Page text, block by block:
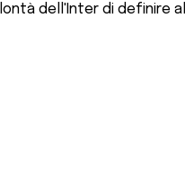
dell'Inter di definire